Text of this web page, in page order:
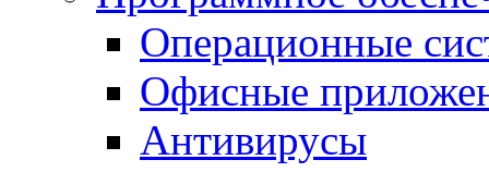
Операционные
Офисные
Антивирусы